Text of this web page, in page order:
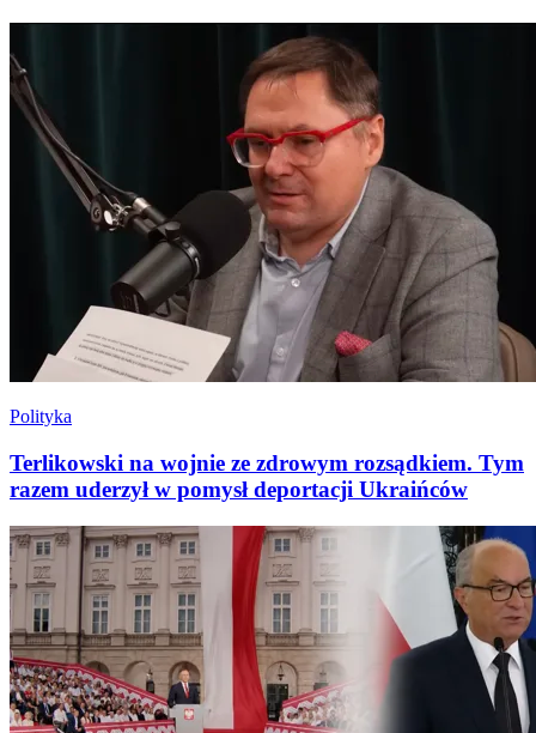
Polityka
Terlikowski na wojnie ze zdrowym rozsądkiem. Tym
razem uderzył w pomysł deportacji Ukraińców